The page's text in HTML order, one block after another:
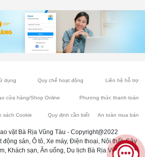
dụng Quy chế hoạt động Liên hệ hỗ trợ
cửa hàng/Shop Online Phương thức thanh toán
sách Cookie Quy định cần biết An toàn mua bán
vặt Bà Rịa Vũng Tàu - Copyright@2022
sản, Ô tô, Xe máy, Điện thoại, Nội thất, Cây
Khách sạn, Ăn uống, Du lịch Bà Rịa Vũng Tàu